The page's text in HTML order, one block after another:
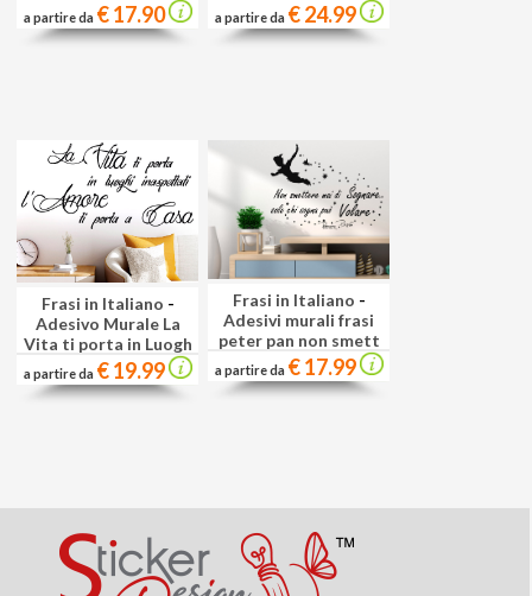
a partire da € 17.90 a partire da € 24.99
Frasi in Italiano -
Adesivo Murale La
Vita ti porta in Luogh
a partire da € 19.99
Frasi in Italiano -
Adesivi murali frasi
peter pan non smett
a partire da € 17.99